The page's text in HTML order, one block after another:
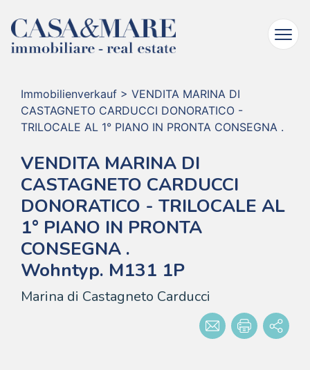
Immobilienverkauf > VENDITA MARINA DI
CASTAGNETO CARDUCCI DONORATICO -
TRILOCALE AL 1° PIANO IN PRONTA CONSEGNA .
VENDITA MARINA DI
CASTAGNETO CARDUCCI
DONORATICO - TRILOCALE AL
1° PIANO IN PRONTA
CONSEGNA .
Wohntyp. M131 1P
Marina di Castagneto Carducci